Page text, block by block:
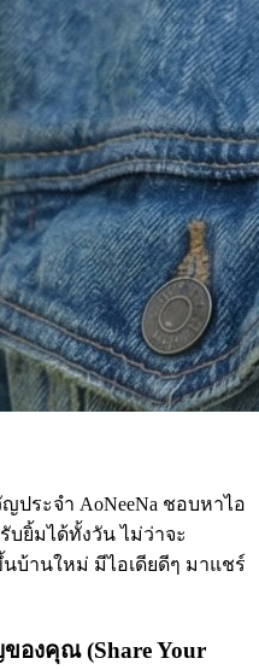
ประจำ AoNeeNa ชอบหาไอ
ยิ้มได้ทั้งวัน ไม่ว่าจะ
บ้านใหม่ มีไอเดียดีๆ มาแชร์
องคุณ (Share Your